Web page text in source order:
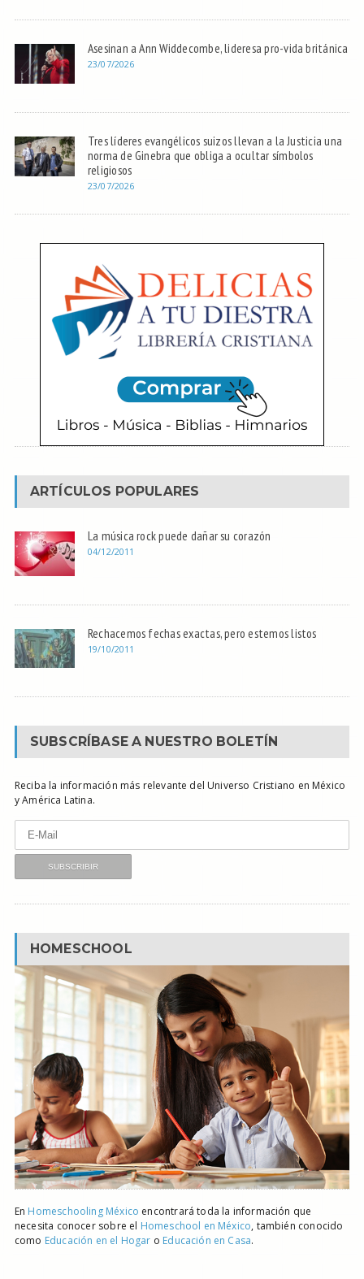
Asesinan a Ann Widdecombe, lideresa pro-vida británica
23/07/2026
Tres líderes evangélicos suizos llevan a la Justicia una
norma de Ginebra que obliga a ocultar símbolos
religiosos
23/07/2026
ARTÍCULOS POPULARES
La música rock puede dañar su corazón
04/12/2011
Rechacemos fechas exactas, pero estemos listos
19/10/2011
SUBSCRÍBASE A NUESTRO BOLETÍN
Reciba la información más relevante del Universo Cristiano en México
y América Latina.
HOMESCHOOL
En Homeschooling México encontrará toda la información que
necesita conocer sobre el Homeschool en México, también conocido
como Educación en el Hogar o Educación en Casa.